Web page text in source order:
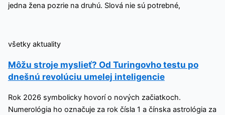
jedna žena pozrie na druhú. Slová nie sú potrebné,
všetky aktuality
Môžu stroje myslieť? Od Turingovho testu po
dnešnú revolúciu umelej inteligencie
Rok 2026 symbolicky hovorí o nových začiatkoch.
Numerológia ho označuje za rok čísla 1 a čínska astrológia za